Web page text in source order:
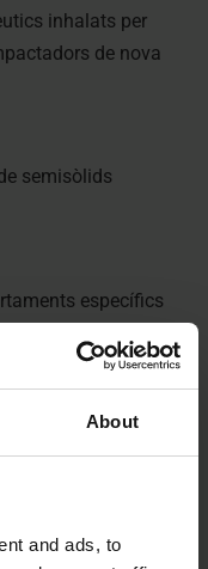
About
and ads, to
inhalats per
de nova
semisòlids
específics
i